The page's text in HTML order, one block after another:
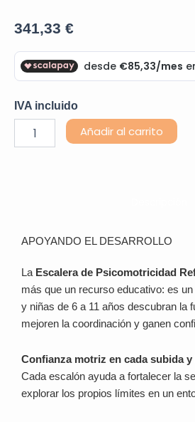
341,33 €
IVA incluido
Escalera
Añadir al carrito
APOYANDO EL DESARROLLO
La Escalera de Psicomotricidad
más que un recurso educativo: es
y niñas de 6 a 11 años descubran la
mejoren la coordinación y ganen
Confianza motriz en cada subida y
Cada escalón ayuda a fortalecer la
explorar los propios límites en un